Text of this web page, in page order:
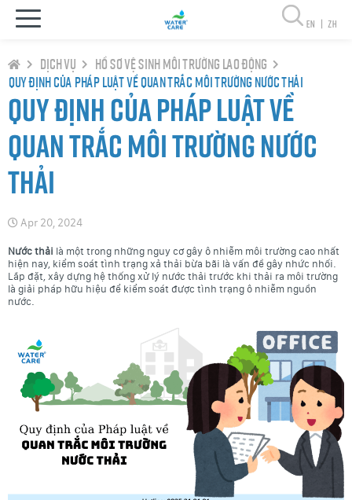
en | zh
Dịch vụ
Hồ sơ vệ sinh môi trường lao động
Quy định của Pháp luật về Quan trắc môi trường nước thải
Quy định của Pháp luật về
Quan trắc môi trường nước
thải
Apr 20, 2024
Nước thải là một trong những nguy cơ gây ô nhiễm môi trường cao nhất
hiện nay, kiểm soát tình trạng xả thải bừa bãi là vấn đề gây nhức nhối.
Lắp đặt, xây dựng hệ thống xử lý nước thải trước khi thải ra môi trường
là giải pháp hữu hiệu để kiểm soát được tình trạng ô nhiễm nguồn
nước.